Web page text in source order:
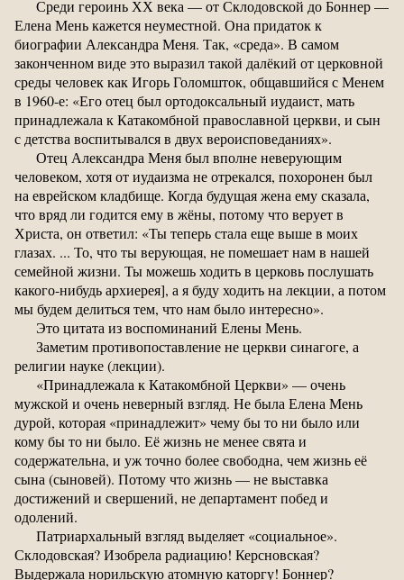
Среди героинь ХХ века — от Склодовской до Боннер —
Елена Мень кажется неуместной. Она придаток к
биографии Александра Меня. Так, «среда». В самом
законченном виде это выразил такой далёкий от церковной
среды человек как Игорь Голомшток, общавшийся с Менем
в 1960-е: «Его отец был ортодоксальный иудаист, мать
принадлежала к Катакомбной православной церкви, и сын
с детства воспитывался в двух вероисповеданиях».
Отец Александра Меня был вполне неверующим
человеком, хотя от иудаизма не отрекался, похоронен был
на еврейском кладбище. Когда будущая жена ему сказала,
что вряд ли годится ему в жёны, потому что верует в
Христа, он ответил: «Ты теперь стала еще выше в моих
глазах. ... То, что ты верующая, не помешает нам в нашей
семейной жизни. Ты можешь ходить в церковь послушать
какого-нибудь архиерея], а я буду ходить на лекции, а потом
мы будем делиться тем, что нам было интересно».
Это цитата из воспоминаний Елены Мень.
Заметим противопоставление не церкви синагоге, а
религии науке (лекции).
«Принадлежала к Катакомбной Церкви» — очень
мужской и очень неверный взгляд. Не была Елена Мень
дурой, которая «принадлежит» чему бы то ни было или
кому бы то ни было. Её жизнь не менее свята и
содержательна, и уж точно более свободна, чем жизнь её
сына (сыновей). Потому что жизнь — не выставка
достижений и свершений, не департамент побед и
одолений.
Патриархальный взгляд выделяет «социальное».
Склодовская? Изобрела радиацию! Керсновская?
Выдержала норильскую атомную каторгу! Боннер?